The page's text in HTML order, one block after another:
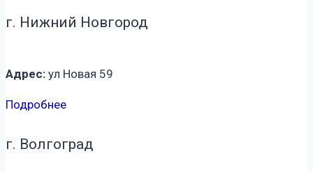
г. Нижний Новгород
Адрес: ул Новая 59
Подробнее
г. Волгоград